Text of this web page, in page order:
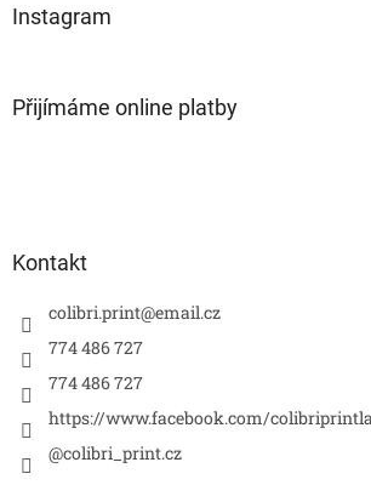
Instagram
Přijímáme online platby
Kontakt
colibri.print@email.cz
774 486 727
774 486 727
https://www.facebook.com/
@colibri_print.cz